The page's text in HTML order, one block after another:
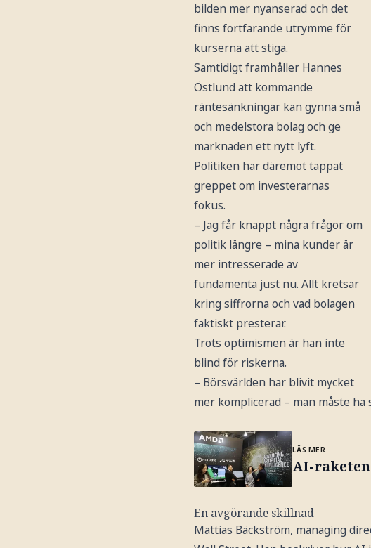
bilden mer nyanserad och det
finns fortfarande utrymme för
kurserna att stiga.
Samtidigt framhåller Hannes
Östlund att kommande
räntesänkningar kan gynna små
och medelstora bolag och ge
marknaden ett nytt lyft.
Politiken har däremot tappat
greppet om investerarnas
fokus.
– Jag får knappt några frågor om
politik längre – mina kunder är
mer intresserade av
fundamenta just nu. Allt kretsar
kring siffrorna och vad bolagen
faktiskt presterar.
Trots optimismen är han inte
blind för riskerna.
– Börsvärlden har blivit mycket
mer komplicerad – man måste
LÄS MER
AI-
En avgörande skillnad
Mattias Bäckström, managing